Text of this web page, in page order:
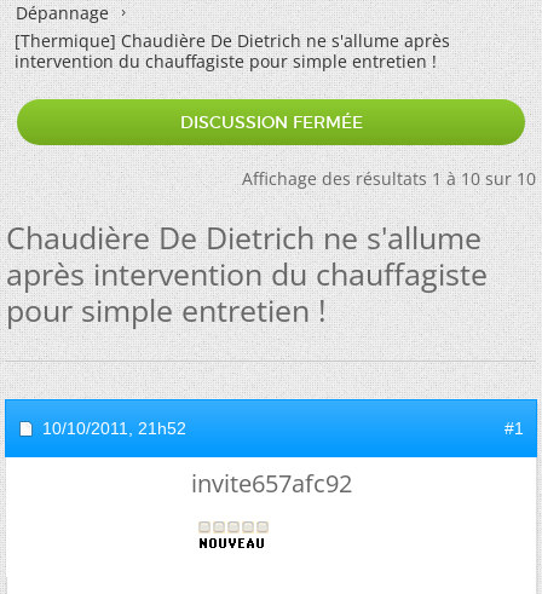
Dépannage
[Thermique]Chaudière De Dietrich ne s'allume après
intervention du chauffagiste pour simple entretien !
DISCUSSION FERMÉE
Affichage des résultats 1 à 10 sur 10
Chaudière De Dietrich ne s'allume
après intervention du chauffagiste
pour simple entretien !
10/10/2011, 21h52 #1
invite657afc92